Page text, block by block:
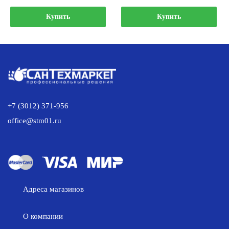
цена
составляла
55.00 р..
цена:
Купить
цена
составляла
151.00 р..
цена:
Купить
+7 (3012) 371-956
office@stm01.ru
Адреса магазинов
О компании